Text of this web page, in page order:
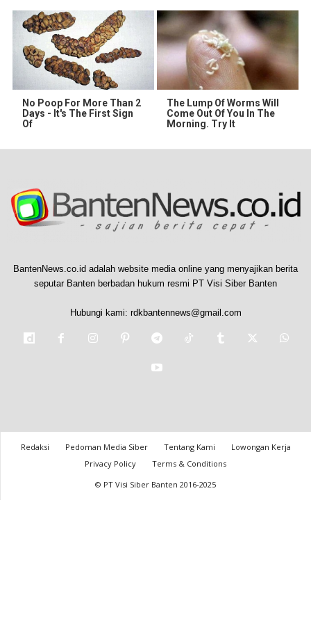
No Poop For More Than 2
Days - It's The First Sign
Of
The Lump Of Worms Will
Come Out Of You In The
Morning. Try It
BantenNews.co.id adalah website media online yang menyajikan berita
seputar Banten berbadan hukum resmi PT Visi Siber Banten
Hubungi kami: rdkbantennews@gmail.com
Redaksi Pedoman Media Siber Tentang Kami
Lowongan Kerja
Privacy Policy
Terms & Conditions
© PT Visi Siber Banten 2016-2025